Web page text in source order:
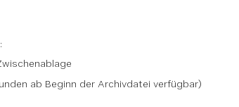
ab Beginn der Archivdatei verfügbar)